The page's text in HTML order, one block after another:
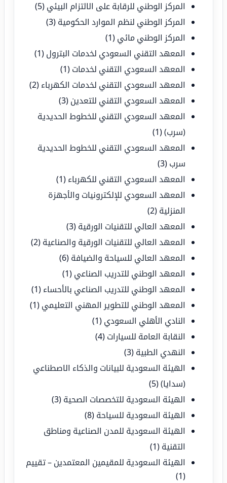
المركز الوطني للرقابة على الالتزام البيئي (5)
المركز الوطني لنظم الموارد الحكومية (3)
المركز الوطني مائي (1)
المعهد التقني السعودي لخدمات البترول (1)
المعهد السعودي التقني لخدمات (1)
المعهد السعودي التقني لخدمات الكهرباء (2)
المعهد السعودي التقني للتعدين (3)
المعهد السعودي التقني للخطوط الحديدية
(سرب)(1)
المعهد السعودي التقني للخطوط الحديدية
سرب (3)
المعهد السعودي التقني للكهرباء (1)
المعهد السعودي للإلكترونيات والأجهزة
المنزلية (2)
المعهد العالي للتقنيات الورقية (3)
المعهد العالي للتقنيات الورقية والصناعية (2)
المعهد العالي للسياحة والضيافة (6)
المعهد الوطني للتدريب الصناعي (1)
المعهد الوطني للتدريب الصناعي بالأحساء (1)
المعهد الوطني للتطوير المهني التعليمي (1)
النادي الأهلي السعودي (1)
النقابة العامة للسيارات (4)
النهدي الطبية (3)
الهيئة السعودية للبيانات والذكاء الاصطناعي
(سدايا)(5)
الهيئة السعودية للتخصصات الصحية (3)
الهيئة السعودية للسياحة (8)
الهيئة السعودية للمدن الصناعية ومناطق
التقنية (1)
الهيئة السعودية للمقيمين المعتمدين – تقييم
(1)